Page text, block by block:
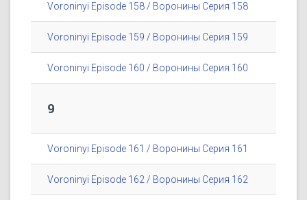
Voroninyi Episode 158 / Воронины Серия 158
Voroninyi Episode 159 / Воронины Серия 159
Voroninyi Episode 160 / Воронины Серия 160
9
Voroninyi Episode 161 / Воронины Серия 161
Voroninyi Episode 162 / Воронины Серия 162